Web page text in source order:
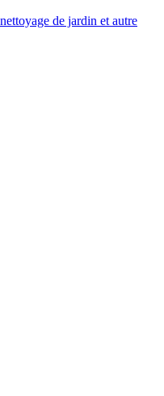
de jardin et autre